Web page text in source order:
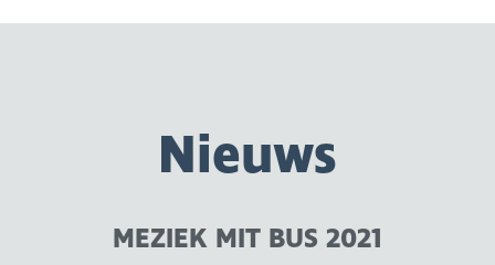
Nieuws
MEZIEK MIT BUS 2021